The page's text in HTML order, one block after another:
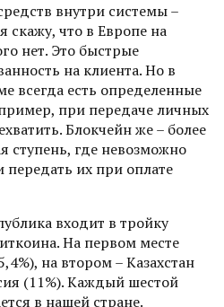
внутри системы –
скажу, что в Европе на
нет. Это быстрые
на клиента. Но в
всегда есть определенные
при передаче личных
Блокчейн же – более
ступень, где невозможно
их при оплате
входит в тройку
На первом месте
на втором – Казахстан
(11%). Каждый шестой
в нашей стране.